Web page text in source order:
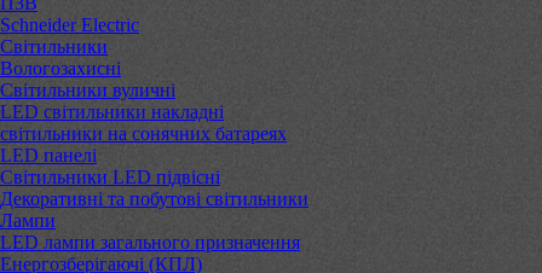
Schneider Electric
Світильники
Вологозахисні
Світильники вуличні
LED світильники накладні
світильники на сонячних батареях
LED панелі
Світильники LED підвісні
Декоративні та побутові світильники
Лампи
LED лампи загального призначення
Енергозберігаючі (КПЛ)